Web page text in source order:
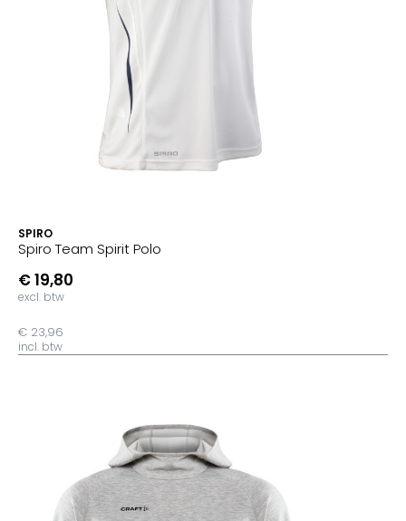
SPIRO
Spiro Team Spirit Polo
€ 19,80
excl. btw
€ 23,96
incl. btw